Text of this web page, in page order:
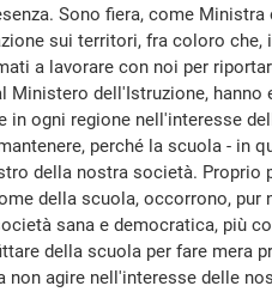
Sono fiera, come
sui territori, fra coloro
a lavorare con noi per
Ministero dell'Istruzione, hanno
in ogni regione nell'interesse
perché la scuola - in
della nostra società. Proprio
della scuola, occorrono,
sana e democratica, più
della scuola per fare mera
non agire nell'interesse delle